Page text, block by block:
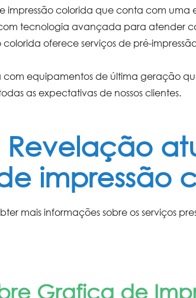
impressão colorida que conta com uma
tecnologia avançada para atender
colorida oferece serviços de pré-
equipamentos de última geração
as expectativas de nossos clientes.
Revelação
impressão
mais informações sobre os serviços
Grafica de